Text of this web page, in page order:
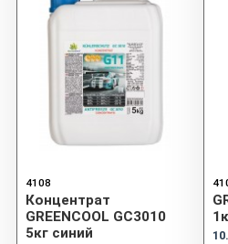
4108
Концентрат
GREENCOOL GC3010
5кг синий